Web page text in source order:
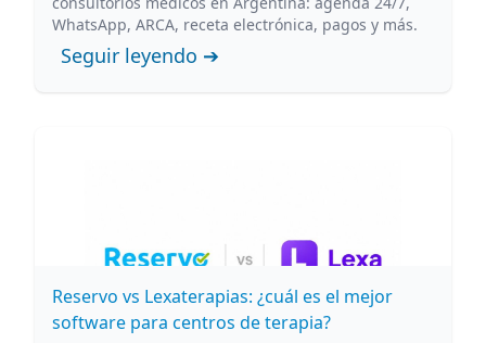
WhatsApp, ARCA, receta electrónica, pagos y más.
Seguir leyendo ➔
Reservo vs Lexaterapias: ¿cuál es el mejor
software para centros de terapia?